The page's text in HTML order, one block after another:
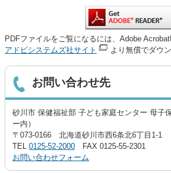
PDFファイルをご覧になるには、Adobe
アドビシステムズ社サイト
より無償でダウ
お問い合わせ先
砂川市 保健福祉部 子ども家庭センター 母子
ー内）
〒073-0166 北海道砂川市西6条北6丁目1-1
TEL 0125-52-2000 FAX 0125-55-2301
お問い合わせフォーム